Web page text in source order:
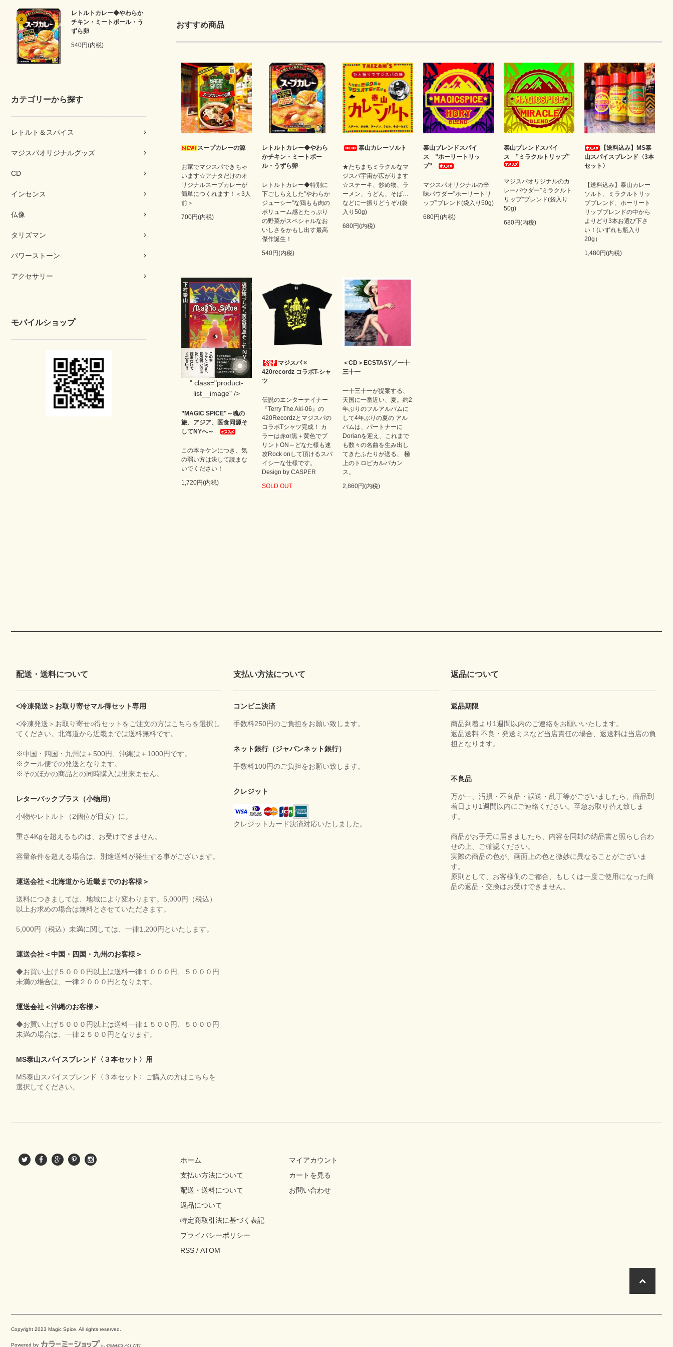
3
レトルトカレー◆やわらか
チキン・ミートボール・う
ずら卵
540円(内税)
カテゴリーから探す
レトルト＆スパイス
マジスパオリジナルグッズ
CD
インセンス
仏像
タリズマン
パワーストーン
アクセサリー
モバイルショップ
おすすめ商品
スープカレーの源
お家でマジスパできちゃ
います☆アナタだけのオ
リジナルスープカレーが
簡単につくれます！＜3人
前＞
700円(内税)
レトルトカレー◆やわら
かチキン・ミートボー
ル・うずら卵
レトルトカレー◆特別に
下ごしらえした”やわらか
ジューシー”な鶏もも肉の
ボリューム感とたっぷり
の野菜がスペシャルなお
いしさをかもし出す最高
傑作誕生！
540円(内税)
泰山カレーソルト
★たちまちミラクルなマ
ジスパ宇宙が広がります
☆ステーキ、炒め物、ラ
ーメン、うどん、そば…
などに一振りどうぞ♪(袋
入り50g)
680円(内税)
泰山ブレンドスパイ
ス ”ホーリートリッ
プ”
マジスパオリジナルの辛
味パウダー”ホーリートリ
ップ”ブレンド(袋入り50g)
680円(内税)
泰山ブレンドスパイ
ス ”ミラクルトリップ”
マジスパオリジナルのカ
レーパウダー”ミラクルト
リップ”ブレンド(袋入り
50g)
680円(内税)
【送料込み】MS泰
山スパイスブレンド〈3本
セット〉
【送料込み】泰山カレー
ソルト、ミラクルトリッ
プブレンド、ホーリート
リップブレンドの中から
よりどり3本お選び下さ
い！(いずれも瓶入り
20g）
1,480円(内税)
" class="product-
list__image" />
”MAGIC SPICE"～魂の
旅、アジア、医食同源そ
してNYへ～
この本キケンにつき、気
の弱い方は決して読まな
いでください！
1,720円(内税)
マジスパ ×
420recordz コラボT-シャ
ツ
伝説のエンターテイナー
『Terry The Aki-06』の
420Recordzとマジスパの
コラボTシャツ完成！ カ
ラーは赤or黒＋黄色でプ
リントON～どなた様も速
攻Rock onして頂けるスパ
イシーな仕様です。
Design by CASPER
SOLD OUT
＜CD＞ECSTASY／一十
三十一
一十三十一が提案する、
天国に一番近い、夏。約2
年ぶりのフルアルバムに
して4年ぶりの夏の アル
バムは、パートナーに
Dorianを迎え、これまで
も数々の名曲を生み出し
てきたふたりが送る、 極
上のトロピカルバカン
ス。
2,860円(内税)
配送・送料について
<冷凍発送＞お取り寄せマル得セット専用
<冷凍発送＞お取り寄せ○得セットをご注文の方はこちらを選択し
てください。北海道から近畿までは送料無料です。
※中国・四国・九州は＋500円、沖縄は＋1000円です。
※クール便での発送となります。
※そのほかの商品との同時購入は出来ません。
レターパックプラス（小物用）
小物やレトルト（2個位が目安）に。
重さ4Kgを超えるものは、お受けできません。
容量条件を超える場合は、別途送料が発生する事がございます。
運送会社＜北海道から近畿までのお客様＞
送料につきましては、地域により変わります。5,000円（税込）
以上お求めの場合は無料とさせていただきます。
5,000円（税込）未満に関しては、一律1,200円といたします。
運送会社＜中国・四国・九州のお客様＞
◆お買い上げ５０００円以上は送料一律１０００円、５０００円
未満の場合は、一律２０００円となります。
運送会社＜沖縄のお客様＞
◆お買い上げ５０００円以上は送料一律１５００円、５０００円
未満の場合は、一律２５００円となります。
MS泰山スパイスブレンド〈３本セット〉用
MS泰山スパイスブレンド〈３本セット〉ご購入の方はこちらを
選択してください。
支払い方法について
コンビニ決済
手数料250円のご負担をお願い致します。
ネット銀行（ジャパンネット銀行）
手数料100円のご負担をお願い致します。
クレジット
クレジットカード決済対応いたしました。
返品について
返品期限
商品到着より1週間以内のご連絡をお願いいたします。
返品送料 不良・発送ミスなど当店責任の場合、返送料は当店の負
担となります。
不良品
万が一、汚損・不良品・誤送・乱丁等がございましたら、商品到
着日より1週間以内にご連絡ください。至急お取り替え致しま
す。
商品がお手元に届きましたら、内容を同封の納品書と照らし合わ
せの上、ご確認ください。
実際の商品の色が、画面上の色と微妙に異なることがございま
す。
原則として、お客様側のご都合、もしくは一度ご使用になった商
品の返品・交換はお受けできません。
ホーム
支払い方法について
配送・送料について
返品について
特定商取引法に基づく表記
プライバシーポリシー
RSS / ATOM
マイアカウント
カートを見る
お問い合わせ
Copyright 2023 Magic Spice. All rights reserved.
Powered by